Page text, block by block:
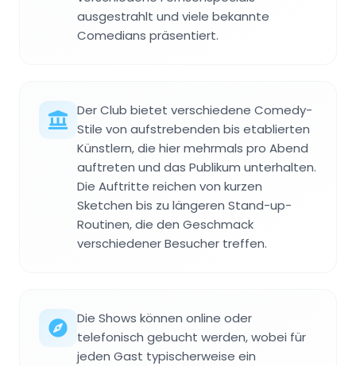
ausgestrahlt und viele bekannte
Comedians präsentiert.
Der Club bietet verschiedene Comedy-
Stile von aufstrebenden bis etablierten
Künstlern, die hier mehrmals pro Abend
auftreten und das Publikum unterhalten.
Die Auftritte reichen von kurzen
Sketchen bis zu längeren Stand-up-
Routinen, die den Geschmack
verschiedener Besucher treffen.
Die Shows können online oder
telefonisch gebucht werden, wobei für
jeden Gast typischerweise ein